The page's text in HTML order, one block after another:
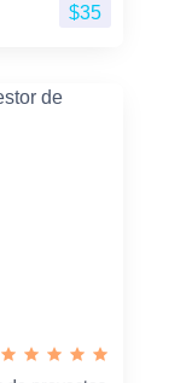
$35